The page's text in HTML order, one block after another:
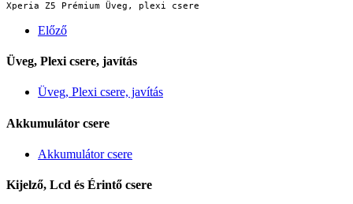
Xperia Z5 Prémium Üveg, plexi csere
Előző
Üveg, Plexi csere, javítás
Üveg, Plexi csere, javítás
Akkumulátor csere
Akkumulátor csere
Kijelző, Lcd és Érintő csere